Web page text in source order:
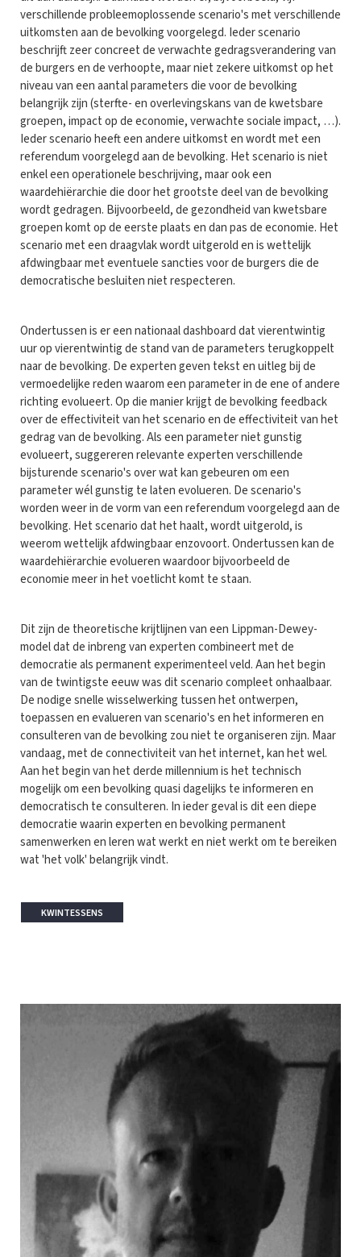
verschillende probleemoplossende scenario's met verschillende
uitkomsten aan de bevolking voorgelegd. Ieder scenario
beschrijft zeer concreet de verwachte gedragsverandering van
de burgers en de verhoopte, maar niet zekere uitkomst op het
niveau van een aantal parameters die voor de bevolking
belangrijk zijn (sterfte- en overlevingskans van de kwetsbare
groepen, impact op de economie, verwachte sociale impact, …).
Ieder scenario heeft een andere uitkomst en wordt met een
referendum voorgelegd aan de bevolking. Het scenario is niet
enkel een operationele beschrijving, maar ook een
waardehiërarchie die door het grootste deel van de bevolking
wordt gedragen. Bijvoorbeeld, de gezondheid van kwetsbare
groepen komt op de eerste plaats en dan pas de economie. Het
scenario met een draagvlak wordt uitgerold en is wettelijk
afdwingbaar met eventuele sancties voor de burgers die de
democratische besluiten niet respecteren.
Ondertussen is er een nationaal dashboard dat vierentwintig
uur op vierentwintig de stand van de parameters terugkoppelt
naar de bevolking. De experten geven tekst en uitleg bij de
vermoedelijke reden waarom een parameter in de ene of andere
richting evolueert. Op die manier krijgt de bevolking feedback
over de effectiviteit van het scenario en de effectiviteit van het
gedrag van de bevolking. Als een parameter niet gunstig
evolueert, suggereren relevante experten verschillende
bijsturende scenario's over wat kan gebeuren om een
parameter wél gunstig te laten evolueren. De scenario's
worden weer in de vorm van een referendum voorgelegd aan de
bevolking. Het scenario dat het haalt, wordt uitgerold, is
weerom wettelijk afdwingbaar enzovoort. Ondertussen kan de
waardehiërarchie evolueren waardoor bijvoorbeeld de
economie meer in het voetlicht komt te staan.
Dit zijn de theoretische krijtlijnen van een Lippman-Dewey-
model dat de inbreng van experten combineert met de
democratie als permanent experimenteel veld. Aan het begin
van de twintigste eeuw was dit scenario compleet onhaalbaar.
De nodige snelle wisselwerking tussen het ontwerpen,
toepassen en evalueren van scenario's en het informeren en
consulteren van de bevolking zou niet te organiseren zijn. Maar
vandaag, met de connectiviteit van het internet, kan het wel.
Aan het begin van het derde millennium is het technisch
mogelijk om een bevolking quasi dagelijks te informeren en
democratisch te consulteren. In ieder geval is dit een diepe
democratie waarin experten en bevolking permanent
samenwerken en leren wat werkt en niet werkt om te bereiken
wat 'het volk' belangrijk vindt.
KWINTESSENS